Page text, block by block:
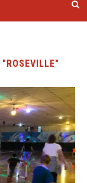
"ROSEVILLE"